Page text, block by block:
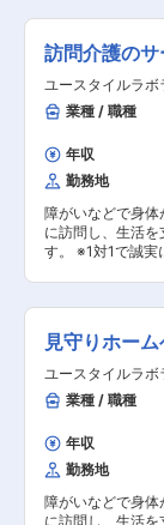
確定します。 希
が、連休を取るこ
です。 時間休の
与もございます。
帰率も100％、時
す。 ライフスタ
で仕事をすることができま
の定める業務
境整備 *上記は一
お問い合わせください 【PR・職場情報
充実！】休みが取
充実したアットホームな病
【手当充実！】
手当が充実したアット
ント】 ・昇給あ
給 ・急募 ・駅か
者採用 ・主婦・
長期 ・新卒 ・フ
・大量募集 ・学
時間以内 ・未経
者歓迎 ・社会保
履歴書不要 ・健
用保険あり ・労
訪問介護の
ユースタイルラボ
業種 / 職種
年収
勤務地
障がいなどで身
に訪問し、生活
す。 ※1対1で誠実に
勤と夜勤月12回程度 ◎サービス提供責任
一緒にお仕事をす
教育など働きやす
願いします。 質
頼られる社員さん
護スタッフのフ
族との連絡 ■担当者
務 ■見守り・対話
の安全管理 ■生
除、料理など） ■
浴・食事の介助
引、経管栄養（
見守りホー
ユースタイルラボ
業種 / 職種
年収
勤務地
障がいなどで身
に訪問し、生活